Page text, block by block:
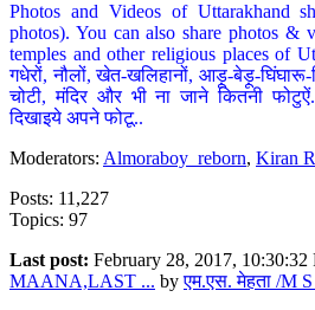
Photos and Videos of Uttarakhand
photos). You can also share photos &
temples and other religious places of
गधेरों, नौलों, खेत-खलिहानों, आड़ू-बेड़ू-घिंघारू-
चोटी, मंदिर और भी ना जाने कितनी
दिखाइये अपने फोटू..
Moderators: Almoraboy_reborn, Kiran
Posts: 11,227
Topics: 97
Last post: February 28, 2017, 10:30:32
MAANA,LAST ... byएम.एस. मेहता /M